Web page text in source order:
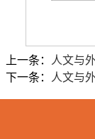
上一条：
人文与
下一条：
人文与